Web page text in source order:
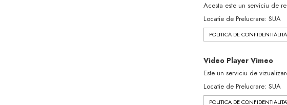
Acesta este un serviciu de
Locatie de Prelucrare: SUA
POLITICA DE
Video Player Vimeo
Este un serviciu de
Locatie de Prelucrare: SUA
POLITICA DE